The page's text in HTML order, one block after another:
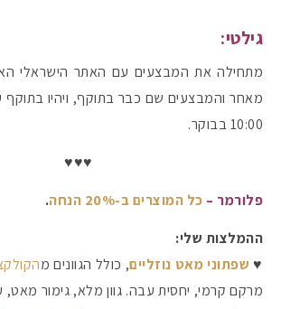
גילטי:
מתחילה את המבצעים עם האתר הישראלי
10:00 בבוקר.
♥♥♥
פלורמר – כל המוצרים ב-20% הנחה
.
ההמלצות שלי:
♥ שפתוני מאט נוזליים, כולל הגוונים מ
מרקם קרמי, יחסית עבה. גוון מלא, גימור מאט,